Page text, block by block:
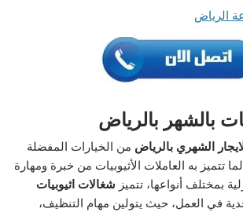
الرياض
بالشهر بالرياض
الشهري بالرياض من الخيارات المفضلة
تتميز به العاملات الأثيوبيات من خبرة ومهارة
بمختلف أنواعها، تتميز شغالات اثيوبيات
في العمل، حيث يتولين مهام التنظيف،